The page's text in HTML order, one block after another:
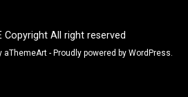
Copyright All right reserved
- Proudly powered by WordPress.